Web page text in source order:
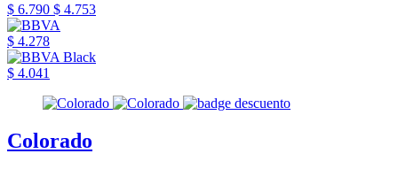
$ 6.790 $ 4.753
$ 4.278
$ 4.041
Colorado